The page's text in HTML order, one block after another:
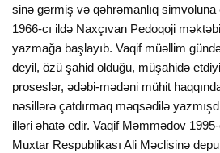
sinə gərmiş və qəhrəmanlıq
1966-cı ildə Naxçıvan Pedoqoji
yazmağa başlayıb. Vaqif müəllim
deyil, özü şahid olduğu, müşahidə
proseslər, ədəbi-mədəni mühit
nəsillərə çatdırmaq məqsədilə
illəri əhatə edir. Vaqif Məmmədov
Muxtar Respublikası Ali Məclisinə